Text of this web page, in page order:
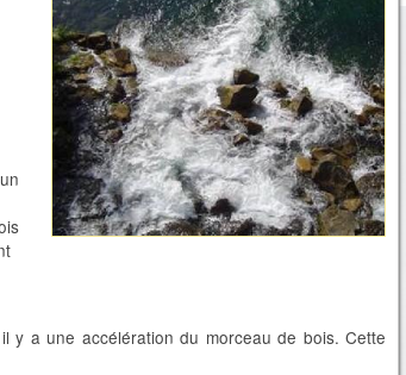
y a une accélération du morceau de bois. Cette